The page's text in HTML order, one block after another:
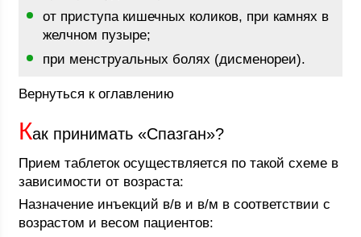
от приступа кишечных коликов, при камнях в
желчном пузыре;
при менструальных болях (дисменореи).
Вернуться к оглавлению
Как принимать «Спазган»?
Прием таблеток осуществляется по такой схеме в
зависимости от возраста:
Назначение инъекций в/в и в/м в соответствии с
возрастом и весом пациентов: